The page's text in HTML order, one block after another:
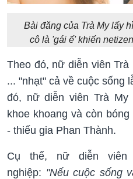
Bài đăng của Trà My lấy
cô là 'gái ế' khiến
Theo đó, nữ diễn viên
... "nhạt" cả về cuộc sống
đó, nữ diễn viên Trà My
khoe khoang và còn
- thiếu gia Phan Thành.
Cụ thể, nữ diễn
nghiệp: "Nếu cuộc sống